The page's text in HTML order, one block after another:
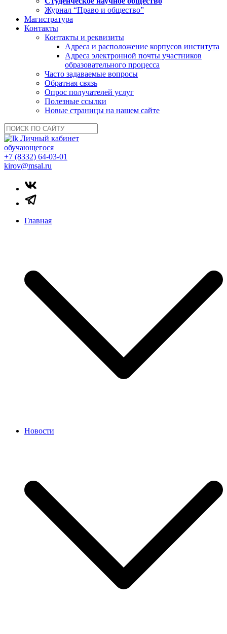
Журнал “Право и общество”
Магистратура
Контакты
Контакты и реквизиты
Адреса и расположение корпусов института
Адреса электронной почты участников
образовательного процесса
Часто задаваемые вопросы
Обратная связь
Опрос получателей услуг
Полезные ссылки
Новые страницы на нашем сайте
Личный кабинет
обучающегося
+7 (8332) 64-03-01
kirov@msal.ru
Главная
Новости